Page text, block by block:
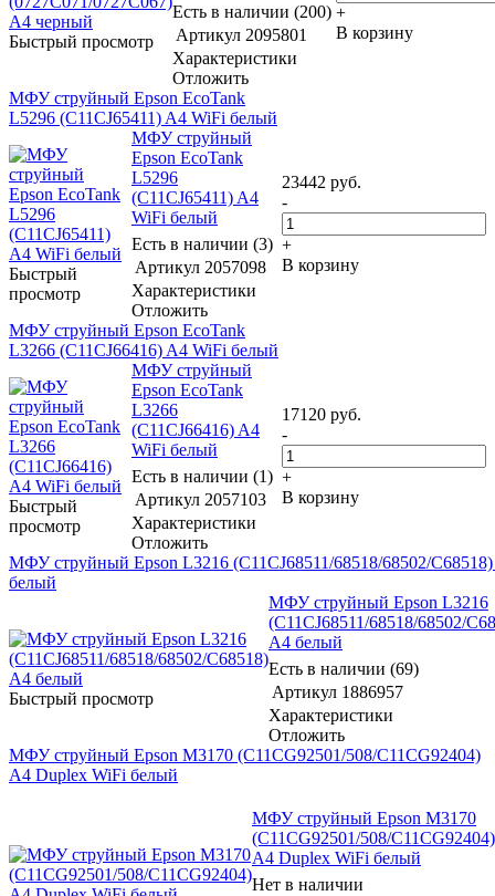
Быстрый просмотр
Есть в наличии (200)
Артикул 2095801
Характеристики
Отложить
+
В корзину
МФУ струйный Epson EcoTank
L5296 (C11CJ65411) A4 WiFi белый
Быстрый
просмотр
МФУ струйный
Epson EcoTank
L5296
(C11CJ65411) A4
WiFi белый
Есть в наличии (3)
Артикул 2057098
Характеристики
Отложить
23442 руб.
-
+
В корзину
МФУ струйный Epson EcoTank
L3266 (C11CJ66416) A4 WiFi белый
Быстрый
просмотр
МФУ струйный
Epson EcoTank
L3266
(C11CJ66416) A4
WiFi белый
Есть в наличии (1)
Артикул 2057103
Характеристики
Отложить
17120 руб.
-
+
В корзину
МФУ струйный Epson L3216 (C11CJ68511/68518/68502/
белый
Быстрый просмотр
МФУ струйный Epson L3216
(C11CJ68511/68518/68502/
A4 белый
Есть в наличии (69)
Артикул 1886957
Характеристики
Отложить
МФУ струйный Epson M3170 (C11CG92501/508/C11CG92404)
A4 Duplex WiFi белый
МФУ струйный Epson M3170
(C11CG92501/508/C11CG92404)
A4 Duplex WiFi белый
Нет в наличии